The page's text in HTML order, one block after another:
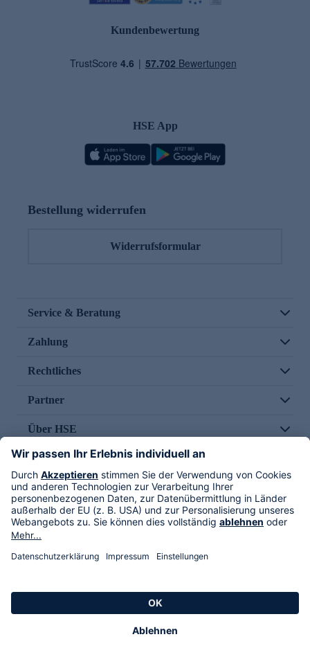
Kundenbewertung
HSE App
Bestellung widerrufen
Widerrufsformular
Service & Beratung
Zahlung
Rechtliches
Partner
Über HSE
Im TV
HSE International